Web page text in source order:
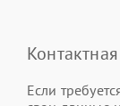
Если